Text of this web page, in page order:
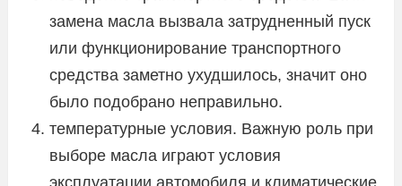
замена масла вызвала затрудненный пуск
или функционирование транспортного
средства заметно ухудшилось, значит оно
было подобрано неправильно.
температурные условия. Важную роль при
выборе масла играют условия
эксплуатации автомобиля и климатические